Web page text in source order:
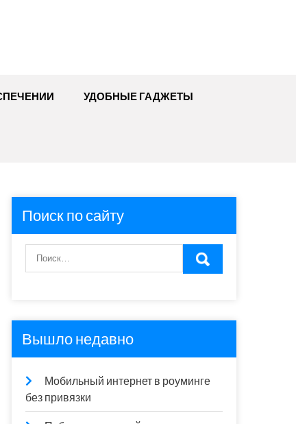
УДОБНЫЕ ГАДЖЕТЫ
Поиск по сайту
Вышло недавно
Мобильный интернет в роуминге
без привязки